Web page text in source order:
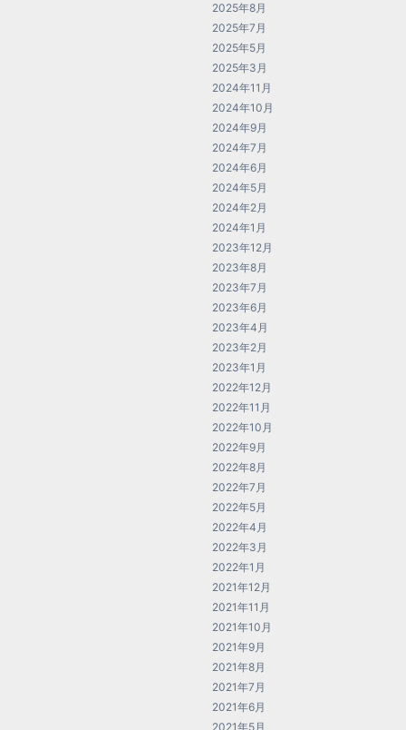
2025年8月
2025年7月
2025年5月
2025年3月
2024年11月
2024年10月
2024年9月
2024年7月
2024年6月
2024年5月
2024年2月
2024年1月
2023年12月
2023年8月
2023年7月
2023年6月
2023年4月
2023年2月
2023年1月
2022年12月
2022年11月
2022年10月
2022年9月
2022年8月
2022年7月
2022年5月
2022年4月
2022年3月
2022年1月
2021年12月
2021年11月
2021年10月
2021年9月
2021年8月
2021年7月
2021年6月
2021年5月